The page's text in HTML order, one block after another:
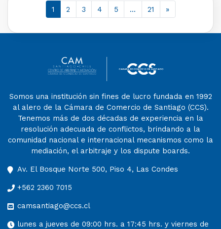
1 2 3 4 5 … 21 »
Somos una institución sin fines de lucro fundada en 1992
al alero de la Cámara de Comercio de Santiago (CCS).
Tenemos más de dos décadas de experiencia en la
resolución adecuada de conflictos, brindando a la
comunidad nacional e internacional mecanismos como la
mediación, el arbitraje y los dispute boards.
Av. El Bosque Norte 500, Piso 4, Las Condes
+562 2360 7015
camsantiago@ccs.cl
lunes a jueves de 09:00 hrs. a 17:45 hrs. y viernes de